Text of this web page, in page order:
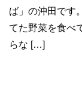
ば」の沖田です
てた野菜を食べ
らな […]